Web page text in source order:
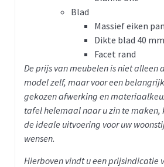
Blad
Massief eiken
Dikte blad 40
Facet rand
De prijs van meubelen is niet alleen
model zelf, maar voor een
gekozen afwerking en
tafel helemaal naar u zin te maken,
de ideale uitvoering voor uw
wensen.
Hierboven vindt u een prijsindicatie